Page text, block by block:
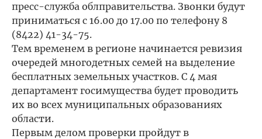
пресс-служба облправительства. Звонки будут
приниматься с 16.00 до 17.00 по телефону 8
(8422) 41-34-75.
Тем временем в регионе начинается ревизия
очередей многодетных семей на выделение
бесплатных земельных участков. С 4 мая
департамент госимущества будет проводить
их во всех муниципальных образованиях
области.
Первым делом проверки пройдут в